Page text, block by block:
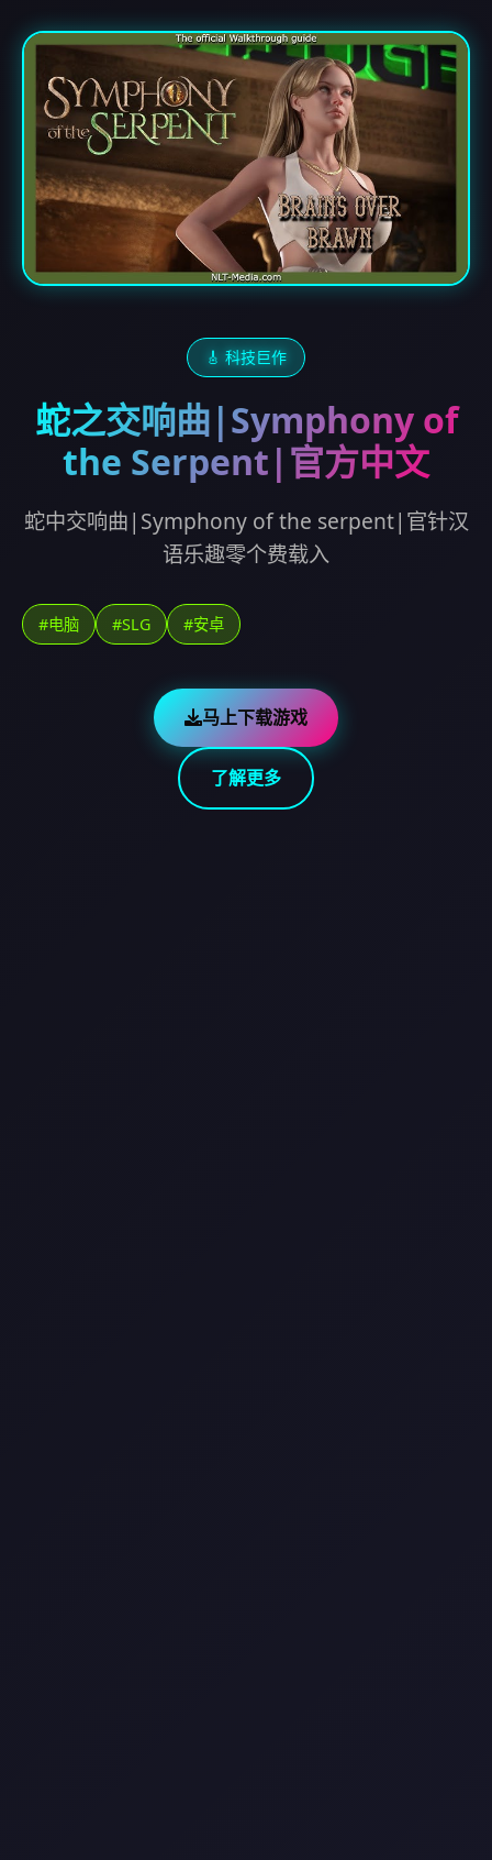
🎸 科技巨作
蛇之交响曲|Symphony of
the Serpent|官方中文
蛇中交响曲|Symphony of the serpent|官针汉
语乐趣零个费载入
#电脑 #SLG #安卓
马上下载游戏
了解更多